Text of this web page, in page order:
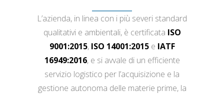
L’azienda, in linea con i più severi standard
qualitativi e ambientali, è certificata ISO
9001:2015, ISO 14001:2015e IATF
16949:2016, e si avvale di un efficiente
servizio logistico per l’acquisizione e la
gestione autonoma delle materie prime, la